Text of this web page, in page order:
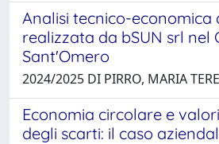
Analisi tecnico-economica
realizzata da bSUN srl nel
Sant'Omero
2024/2025 DI PIRRO, MARIA
Economia circolare e
degli scarti: il caso